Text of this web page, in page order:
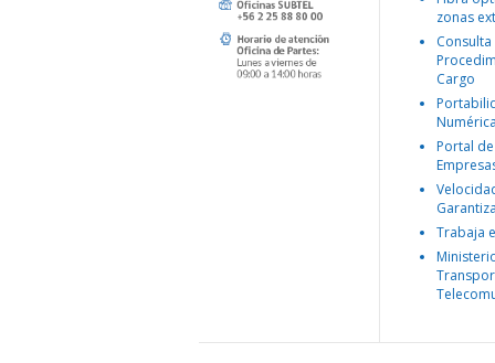
zonas
Consulta
Cargo
Portal
Trabaja